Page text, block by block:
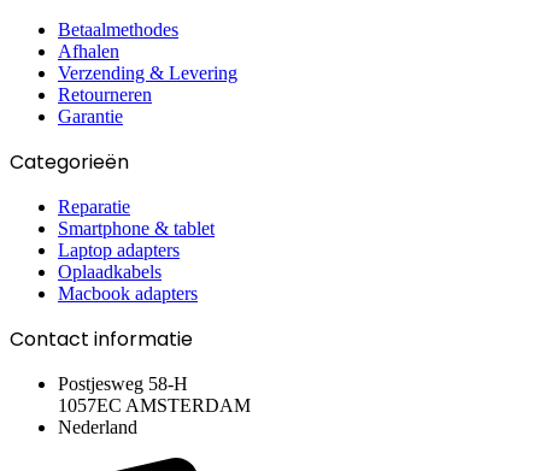
Betaalmethodes
Afhalen
Verzending & Levering
Retourneren
Garantie
Categorieën
Reparatie
Smartphone & tablet
Laptop adapters
Oplaadkabels
Macbook adapters
Contact informatie
Postjesweg 58-H
1057EC AMSTERDAM
Nederland